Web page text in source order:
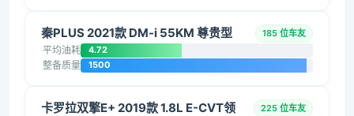
秦PLUS 2021款 DM-i 55KM 尊贵型 185 位车友
平均油耗 4.72
整备质量 1500
卡罗拉双擎E+ 2019款 1.8L E-CVT领
225 位车友